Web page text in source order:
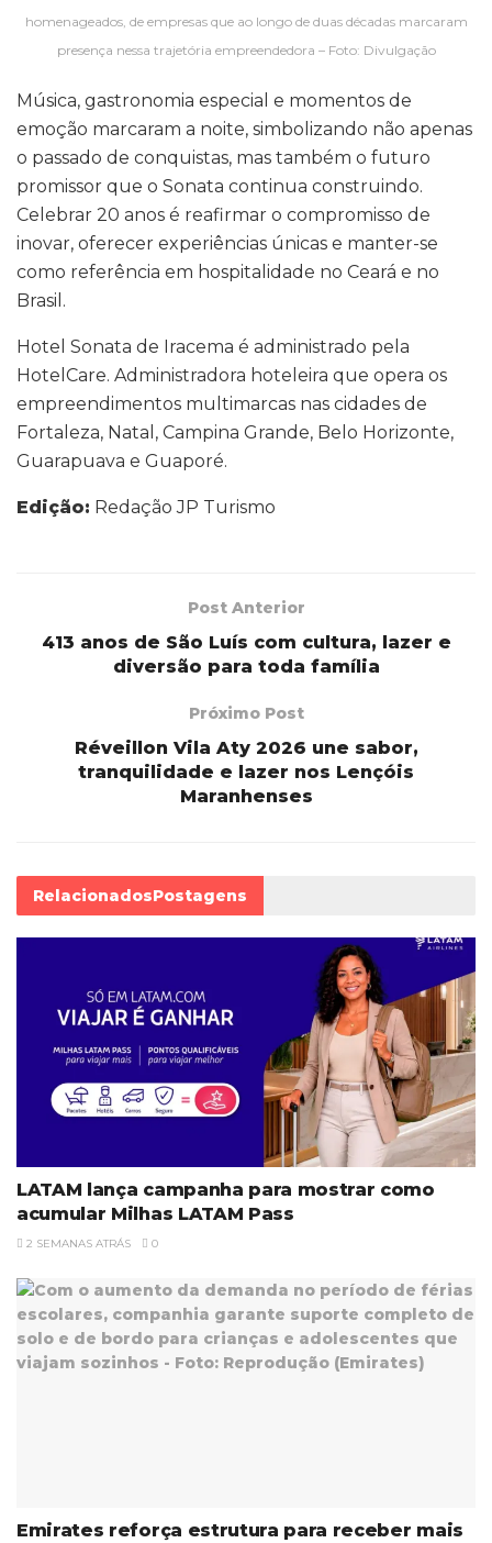
homenageados, de empresas que ao longo de duas décadas marcaram
presença nessa trajetória empreendedora – Foto: Divulgação
Música, gastronomia especial e momentos de
emoção marcaram a noite, simbolizando não apenas
o passado de conquistas, mas também o futuro
promissor que o Sonata continua construindo.
Celebrar 20 anos é reafirmar o compromisso de
inovar, oferecer experiências únicas e manter-se
como referência em hospitalidade no Ceará e no
Brasil.
Hotel Sonata de Iracema é administrado pela
HotelCare. Administradora hoteleira que opera os
empreendimentos multimarcas nas cidades de
Fortaleza, Natal, Campina Grande, Belo Horizonte,
Guarapuava e Guaporé.
Edição: Redação JP Turismo
Post Anterior
413 anos de São Luís com cultura, lazer e
diversão para toda família
Próximo Post
Réveillon Vila Aty 2026 une sabor,
tranquilidade e lazer nos Lençóis
Maranhenses
RelacionadosPostagens
LATAM lança campanha para mostrar como
acumular Milhas LATAM Pass
2 SEMANAS ATRÁS 0
Emirates reforça estrutura para receber mais